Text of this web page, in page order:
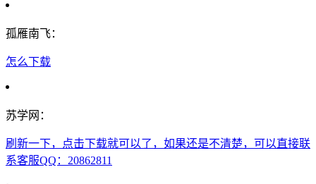
孤雁南飞：
怎么下载
苏学网：
刷新一下，点击下载就可以了，如果还是不清楚，可以直接联
系客服QQ：20862811